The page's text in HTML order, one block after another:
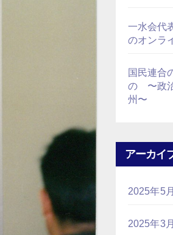
一水会代
のオンラ
国民連合
の 〜政
州〜
アーカイ
2025年5月
2025年3月